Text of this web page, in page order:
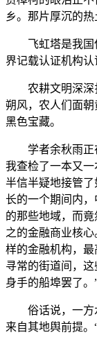
乡。那片厚沉的
飞虹塔是我国保
界记载认证机构认
农耕文明深深
朔风，农人们面
黑色宝藏。
学者余秋雨正在
我查检了一本又
半信半疑地接管
长的一个期间内
的那些地域，而
之的金融商业核
样的金融机构，
寻常的街道间，
身手的船埠罢了。”
俗话说，一方水
来自其地舆前提